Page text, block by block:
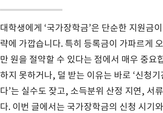
대학생에게 ‘국가장학금’은 단순한 지원금
략에 가깝습니다. 특히 등록금이 가파르게
만 원을 절약할 수 있다는 점에서 매우 중요
하지 못하거나, 덜 받는 이유는 바로 ‘신청
다’는 실수도 잦고, 소득분위 산정 지연, 서
다. 이번 글에서는 국가장학금의 신청 시기